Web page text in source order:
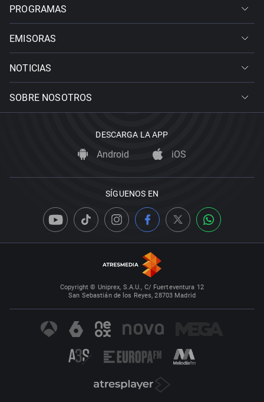
PROGRAMAS
EMISORAS
NOTICIAS
SOBRE NOSOTROS
DESCARGA LA APP
Android iOS
SÍGUENOS EN
Copyright © Uniprex, S.A.U., C/ Fuerteventura 12
San Sebastián de los Reyes, 28703 Madrid